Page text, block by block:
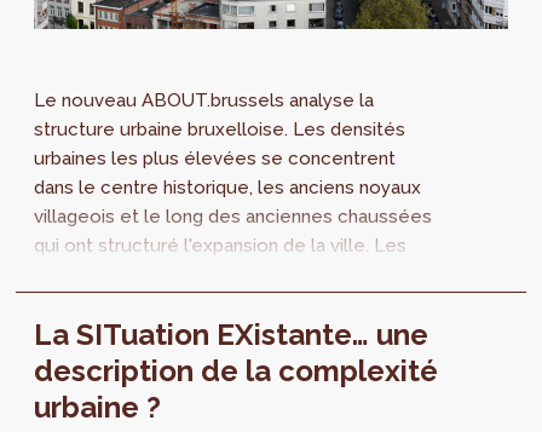
Le nouveau ABOUT.brussels analyse la
structure urbaine bruxelloise. Les densités
urbaines les plus élevées se concentrent
dans le centre historique, les anciens noyaux
villageois et le long des anciennes chaussées
qui ont structuré l'expansion de la ville. Les
bureaux, par exemple, présentent
généralement des densités élevées, tandis
que les zones productives combinent
souvent une forte emprise au sol avec des
La SITuation EXistante… une
description de la complexité
urbaine ?